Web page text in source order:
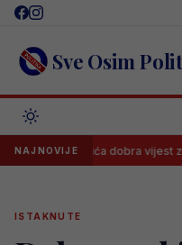
Skip
content Sve Osim
NAJNOVIJEdobra vijest za
ISTAKNUTE